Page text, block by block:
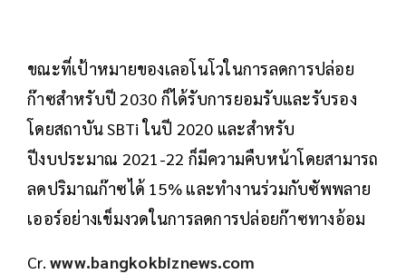
ขณะที่เป้าหมายของเลอโนโวในการลดการปล่อย
ก๊าซสำหรับปี 2030 ก็ได้รับการยอมรับและรับรอง
โดยสถาบัน SBTi ในปี 2020 และสำหรับ
ปีงบประมาณ 2021-22 ก็มีความคืบหน้าโดยสามารถ
ลดปริมาณก๊าซได้ 15% และทำงานร่วมกับซัพพลาย
เออร์อย่างเข็มงวดในการลดการปล่อยก๊าซทางอ้อม
Cr. www.bangkokbiznews.com